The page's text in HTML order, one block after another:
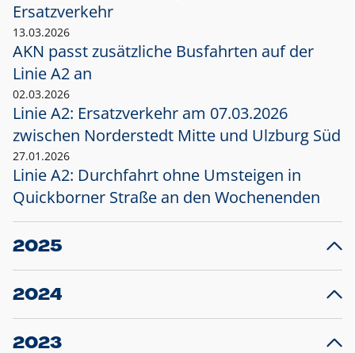
Ersatzverkehr
13.03.2026
AKN passt zusätzliche Busfahrten auf der
Linie A2 an
02.03.2026
Linie A2: Ersatzverkehr am 07.03.2026
zwischen Norderstedt Mitte und Ulzburg Süd
27.01.2026
Linie A2: Durchfahrt ohne Umsteigen in
Quickborner Straße an den Wochenenden
2025
23.12.2025
Projekt S5: Start der Bauarbeiten am
2024
10.12.2024
Großprojekt S5: Sperrung der Bahnstraße in
2023